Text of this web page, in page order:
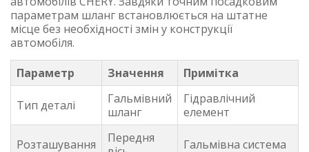
параметрам шланг встановлюється на штатне
місце без необхідності змін у конструкції
автомобіля.
Параметр
Значення Примітка
Тип деталі
Гальмівний
шланг
Гідравлічний
елемент
Розташування
Передня
Гальмівна система